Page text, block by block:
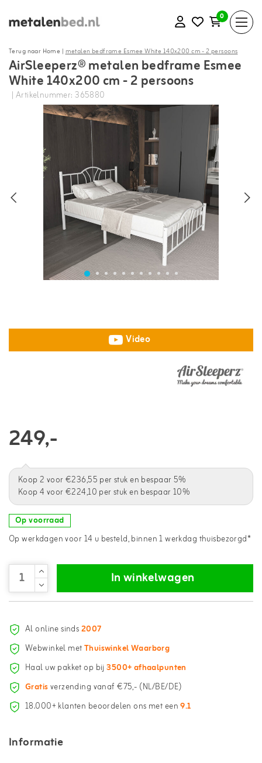
0
Terug naar Home |metalen bedframe Esmee White 140x200 cm - 2 persoons
AirSleeperz® metalen bedframe Esmee
White 140x200 cm - 2 persoons
| Artikelnummer: 365880
Video
249,-
Koop 2 voor €236,55 per stuk en bespaar 5%
Koop 4 voor €224,10 per stuk en bespaar 10%
Op voorraad
Op werkdagen voor 14 u besteld, binnen 1 werkdag thuisbezorgd*
In winkelwagen
Al online sinds2007
Webwinkel metThuiswinkel Waarborg
Haal uw pakket op bij3500+ afhaalpunten
Gratisverzending vanaf €75,- (NL/BE/DE)
18.000+ klanten beoordelen ons met een9.1
Informatie